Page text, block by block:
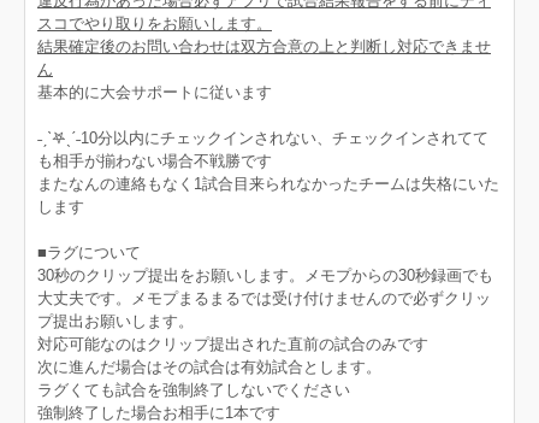
スコでやり取りをお願いします。
結果確定後のお問い合わせは双方合意の上と判断し対応できませ
ん
基本的に大会サポートに従います
˗ˏˋ𖤐ˎˊ˗10分以内にチェックインされない、チェックインされてて
も相手が揃わない場合不戦勝です
またなんの連絡もなく1試合目来られなかったチームは失格にいた
します
■ラグについて
30秒のクリップ提出をお願いします。メモプからの30秒録画でも
大丈夫です。メモプまるまるでは受け付けませんので必ずクリッ
プ提出お願いします。
対応可能なのはクリップ提出された直前の試合のみです
次に進んだ場合はその試合は有効試合とします。
ラグくても試合を強制終了しないでください
強制終了した場合お相手に1本です